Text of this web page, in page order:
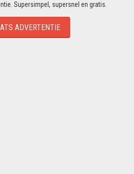
Supersimpel, supersnel en gratis.
ADVERTENTIE